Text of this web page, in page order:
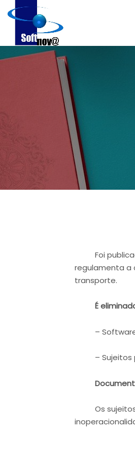
Foi publicada
regulamenta a
transporte.
É
– Software
– Sujeitos
Os sujeitos